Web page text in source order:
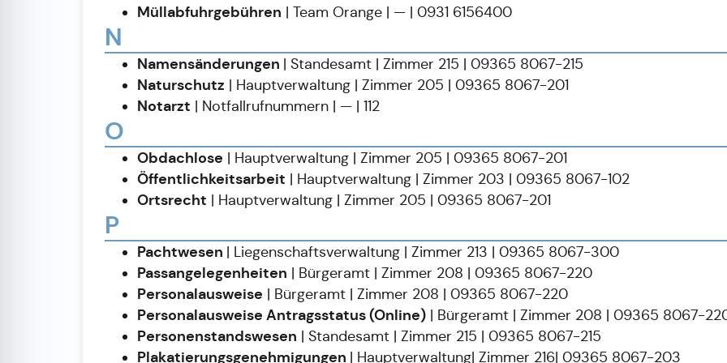
Müllabfuhrgebühren | Team Orange | — | 0931 6156400
N
Namensänderungen | Standesamt | Zimmer 215 | 09365 8067-215
Naturschutz | Hauptverwaltung | Zimmer 205 | 09365 8067-201
Notarzt | Notfallrufnummern | — | 112
O
Obdachlose | Hauptverwaltung | Zimmer 205 | 09365 8067-201
Öffentlichkeitsarbeit | Hauptverwaltung | Zimmer 203 | 09365 8067-102
Ortsrecht | Hauptverwaltung | Zimmer 205 | 09365 8067-201
P
Pachtwesen | Liegenschaftsverwaltung | Zimmer 213 | 09365 8067-300
Passangelegenheiten | Bürgeramt | Zimmer 208 | 09365 8067-220
Personalausweise | Bürgeramt | Zimmer 208 | 09365 8067-220
Personalausweise Antragsstatus (Online) | Bürgeramt | Zimmer 208 | 09365 8067-
Personenstandswesen | Standesamt | Zimmer 215 | 09365 8067-215
Plakatierungsgenehmigungen | Hauptverwaltung| Zimmer 216| 09365 8067-203